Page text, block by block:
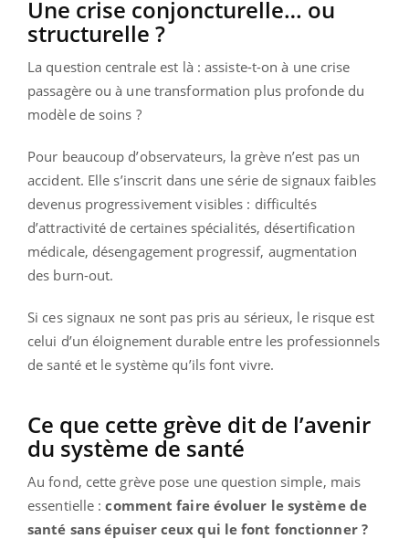
Une crise conjoncturelle… ou
structurelle ?
La question centrale est là : assiste-t-on à une crise
passagère ou à une transformation plus profonde du
modèle de soins ?
Pour beaucoup d’observateurs, la grève n’est pas un
accident. Elle s’inscrit dans une série de signaux faibles
devenus progressivement visibles : difficultés
d’attractivité de certaines spécialités, désertification
médicale, désengagement progressif, augmentation
des burn-out.
Si ces signaux ne sont pas pris au sérieux, le risque est
celui d’un éloignement durable entre les professionnels
de santé et le système qu’ils font vivre.
Ce que cette grève dit de l’avenir
du système de santé
Au fond, cette grève pose une question simple, mais
essentielle :comment faire évoluer le système de
santé sans épuiser ceux qui le font fonctionner ?